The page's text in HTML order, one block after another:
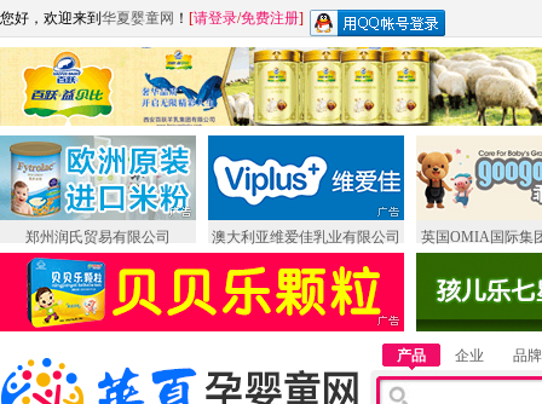
您好，欢迎来到 华夏婴童网 ！ [请登录/免费注册]
郑州润氏贸易有限公司 澳大利亚维爱佳乳业有限公司 英国OMIA国际集
产品 企业 品牌